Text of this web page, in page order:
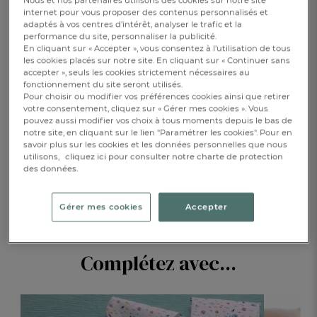
Disponible
1 AJOUTER AU PANIER
RÉSERVER EN BOUTIQUE
DESCRIPTION
DÉTAILS
Complétez avec...
internet pour vous proposer des contenus personnalisés et
adaptés à vos centres d’intérêt, analyser le trafic et la
performance du site, personnaliser la publicité.
En cliquant sur « Accepter », vous consentez à l'utilisation de tous
les cookies placés sur notre site. En cliquant sur « Continuer sans
accepter », seuls les cookies strictement nécessaires au
fonctionnement du site seront utilisés.
Pour choisir ou modifier vos préférences cookies ainsi que retirer
votre consentement, cliquez sur « Gérer mes cookies ». Vous
pouvez aussi modifier vos choix à tous moments depuis le bas de
notre site, en cliquant sur le lien "Paramétrer les cookies". Pour en
savoir plus sur les cookies et les données personnelles que nous
utilisons, cliquez ici pour consulter notre charte de protection
des données.
Gérer mes cookies Accepter